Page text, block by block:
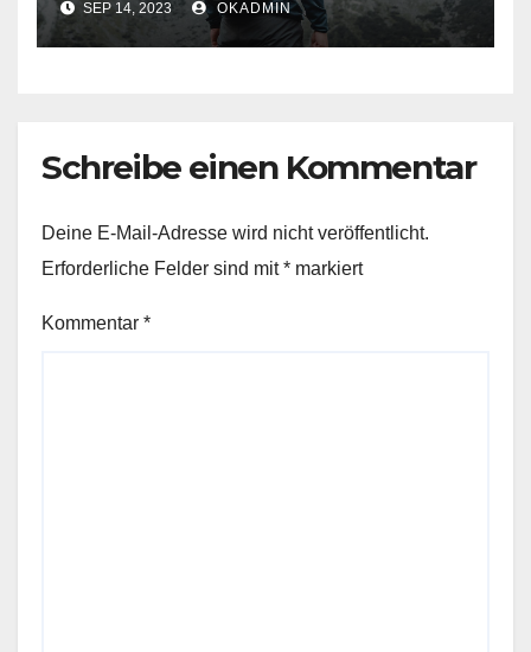
SEP 14, 2023 OKADMIN
Schreibe einen Kommentar
Deine E-Mail-Adresse wird nicht veröffentlicht.
Erforderliche Felder sind mit* markiert
Kommentar *